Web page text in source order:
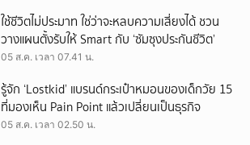
ใช้ชีวิตไม่ประมาท ใช่ว่าจะหลบความเสี่ยงได้ ชวน
วางแผนตั้งรับให้ Smart กับ ‘ซัมซุงประกันชีวิต’
05 ส.ค. เวลา 07.41 น.
รู้จัก ‘Lostkid’ แบรนด์กระเป๋าหมอนของเด็กวัย 15
ที่มองเห็น Pain Point แล้วเปลี่ยนเป็นธุรกิจ
05 ส.ค. เวลา 02.50 น.